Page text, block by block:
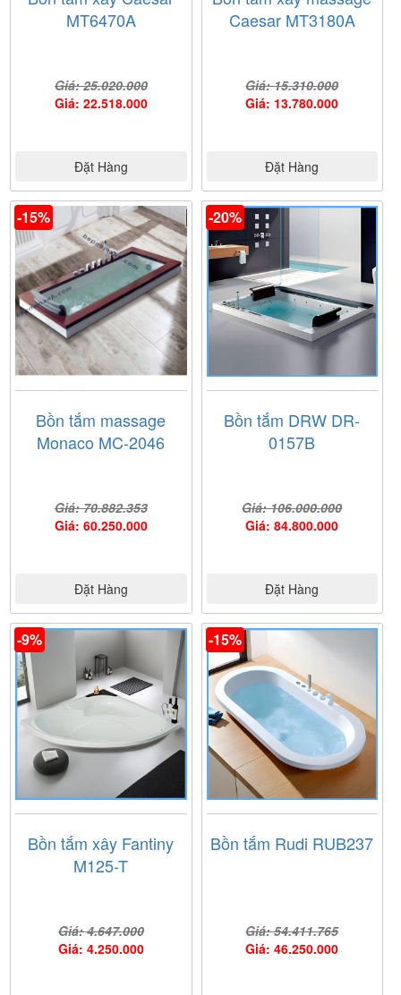
sang trọng và đẳng cấp, mang đến những phút giây thư
thái trọn vẹn ngay tại nhà.
MT6470A
Giá: 25.020.000
Giá: 22.518.000
Đặt Hàng
Caesar MT3180A
Giá: 15.310.000
Giá: 13.780.000
Đặt Hàng
-15%
Bồn tắm massage
Monaco MC-2046
Giá: 70.882.353
Giá: 60.250.000
Đặt Hàng
-20%
Bồn tắm DRW DR-
0157B
Giá: 106.000.000
Giá: 84.800.000
Đặt Hàng
-9%
Bồn tắm xây Fantiny
M125-T
Giá: 4.647.000
Giá: 4.250.000
-15%
Bồn tắm Rudi RUB237
Giá: 54.411.765
Giá: 46.250.000